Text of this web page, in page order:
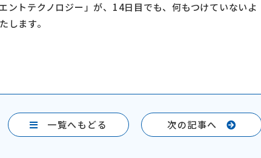
ントテクノロジー」が、14日目でも、何もつけていないよ
します。
一覧へもどる 次の記事へ